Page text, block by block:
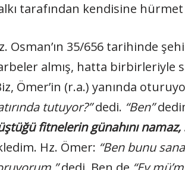
tarafından kendisine
Osman’ın 35/656 tarihinde
almış, hatta birbirleriyle
Ömer’in (r.a.) yanında
tutuyor?”dedi. “Ben”
fitnelerin günahını
Hz. Ömer: “Ben bunu